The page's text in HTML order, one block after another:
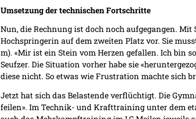
Umsetzung der technischen Fortschritte
Nun, die Rechnung ist doch noch aufgegangen. Mit
Hochspringerin auf dem zweiten Platz vor. Sie
m). «Mir ist ein Stein vom Herzen gefallen. Ich bin
Seufzer. Die Situation vorher habe sie
diese nicht. So etwas wie Frustration machte sich
Jetzt hat sich das Belastende verflüchtigt. Die
feilen». Im Technik- und Krafttraining unter dem